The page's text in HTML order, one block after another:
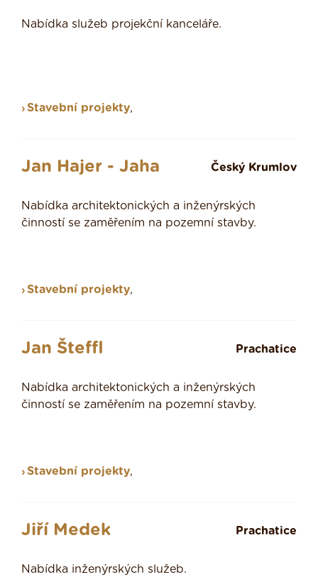
Nabídka služeb projekční kanceláře.
Stavební projekty,
Jan Hajer - Jaha Český Krumlov
Nabídka architektonických a inženýrských
činností se zaměřením na pozemní stavby.
Stavební projekty,
Jan Šteffl Prachatice
Nabídka architektonických a inženýrských
činností se zaměřením na pozemní stavby.
Stavební projekty,
Jiří Medek Prachatice
Nabídka inženýrských služeb.